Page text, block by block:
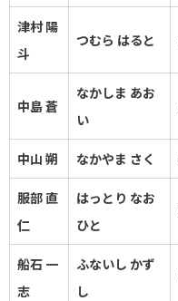
津村 陽
斗
つむら はると
中島 蒼
なかしま あお
い
中山 朔 なかやま さく
服部 直
仁
はっとり なお
ひと
船石 一
志
ふないし かず
し